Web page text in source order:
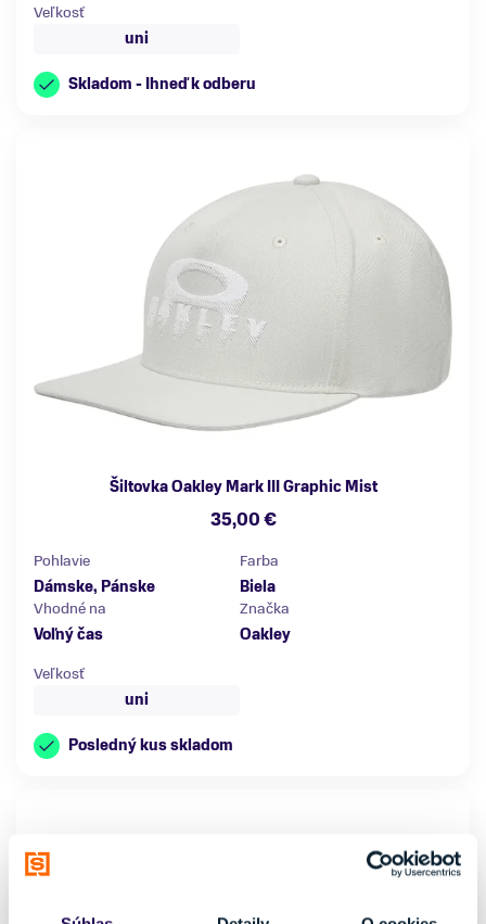
Veľkosť
uni
Skladom - Ihneď k odberu
Šiltovka Oakley Mark III Graphic Mist
35,00 €
Pohlavie
Dámske, Pánske
Farba
Biela
Vhodné na
Voľný čas
Značka
Oakley
Veľkosť
uni
Posledný kus skladom